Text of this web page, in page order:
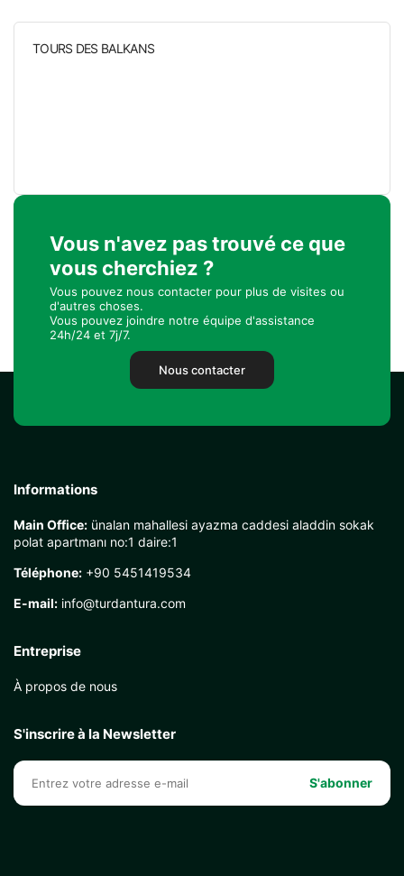
TOURS DES BALKANS
Vous n'avez pas trouvé ce que
vous cherchiez ?
Vous pouvez nous contacter pour plus de visites ou
d'autres choses.
Vous pouvez joindre notre équipe d'assistance
24h/24 et 7j/7.
Nous contacter
Informations
Main Office: ünalan mahallesi ayazma caddesi aladdin sokak
polat apartmanı no:1 daire:1
Téléphone: +90 5451419534
E-mail: info@turdantura.com
Entreprise
À propos de nous
S'inscrire à la Newsletter
S'abonner